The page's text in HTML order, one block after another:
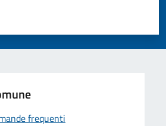
5 stelle su 5
su 5
su 5
5
frequenti